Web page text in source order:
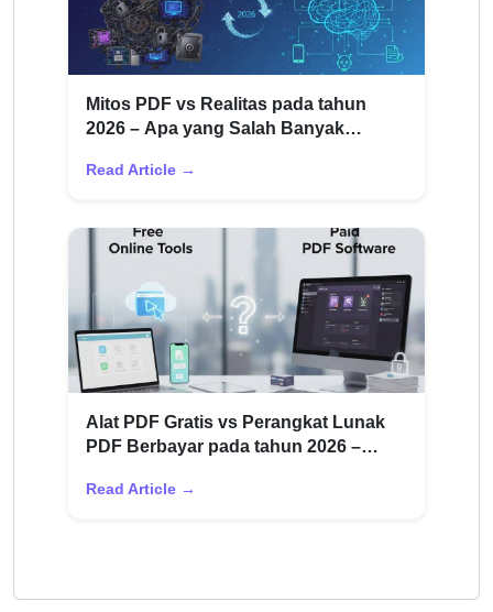
Mitos PDF vs Realitas pada tahun
2026 – Apa yang Salah Banyak
Read Article →
Alat PDF Gratis vs Perangkat Lunak
PDF Berbayar pada tahun 2026 –
Read Article →